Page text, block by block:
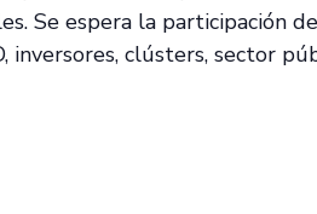
Se espera la participación
inversores, clústers, sector